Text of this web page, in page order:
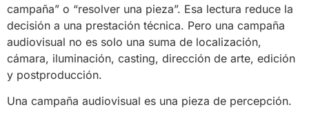
campaña” o “resolver una pieza”. Esa lectura reduce la
decisión a una prestación técnica. Pero una campaña
audiovisual no es solo una suma de localización,
cámara, iluminación, casting, dirección de arte, edición
y postproducción.
Una campaña audiovisual es una pieza de percepción.